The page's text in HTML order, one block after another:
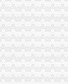
主任个人简历汇
新浪博客
配套及游客接
）_公
个人旅游签
乐居